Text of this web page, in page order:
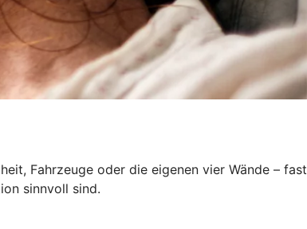
Fahrzeuge oder die eigenen vier Wände – fast
sinnvoll sind.